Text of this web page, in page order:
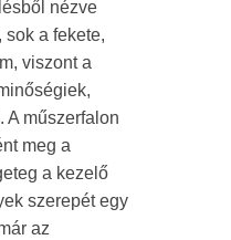
nézve
sok a fekete,
viszont a
A műszerfalon
meg a
a kezelő
szerepét egy
az